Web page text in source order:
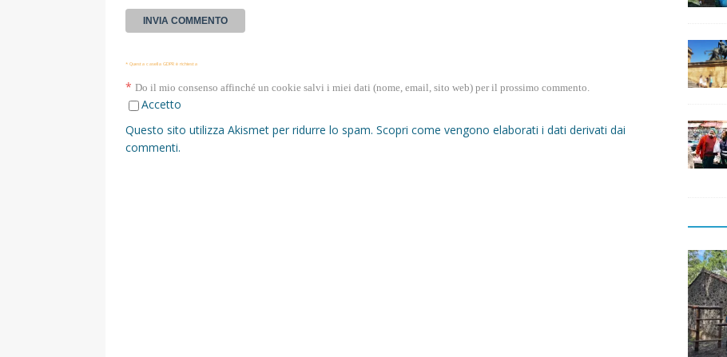
* Questa casella GDPR è richiesta
* Do il mio consenso affinché un cookie salvi i miei dati (nome, email, sito web) per il prossimo commento.
Accetto
Questo sito utilizza Akismet per ridurre lo spam. Scopri come vengono elaborati i dati derivati dai
commenti.